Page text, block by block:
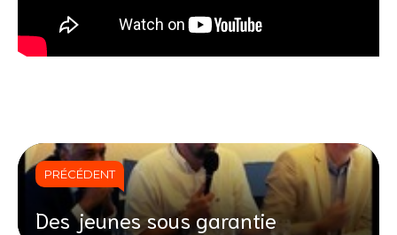
PRÉCÉDENT
Des jeunes sous garantie